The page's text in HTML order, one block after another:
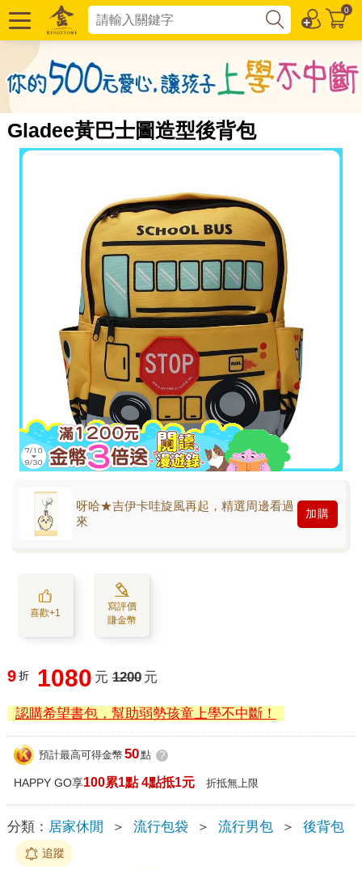
0
Gladee黃巴士圖造型後背包
呀哈★吉伊卡哇旋風再起，精選周邊看過
來
加購
喜歡+1
寫評價
賺金幣
9 折 1080 元 1200 元
認購希望書包，幫助弱勢孩童上學不中斷！
預計最高可得金幣 50點 ?
HAPPY GO享100累1點 4點抵1元 折抵無上限
分類： 居家休閒 ＞ 流行包袋 ＞ 流行男包 ＞ 後背包
追蹤